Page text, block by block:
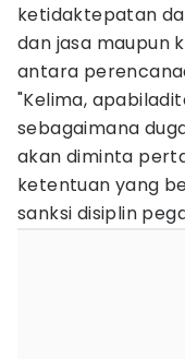
ketidaktepatan
dan jasa maupun
antara
"Kelima,
sebagaimana
akan diminta
ketentuan yang
sanksi disiplin